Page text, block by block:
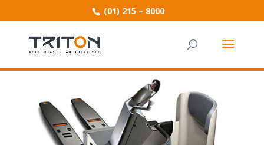
(01) 215 – 8000